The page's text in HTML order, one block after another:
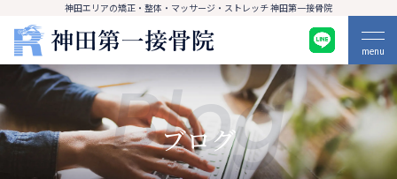
神田エリアの矯正・整体・マッサージ・ストレッチ 神田第一接骨院
menu
Blog
ブログ